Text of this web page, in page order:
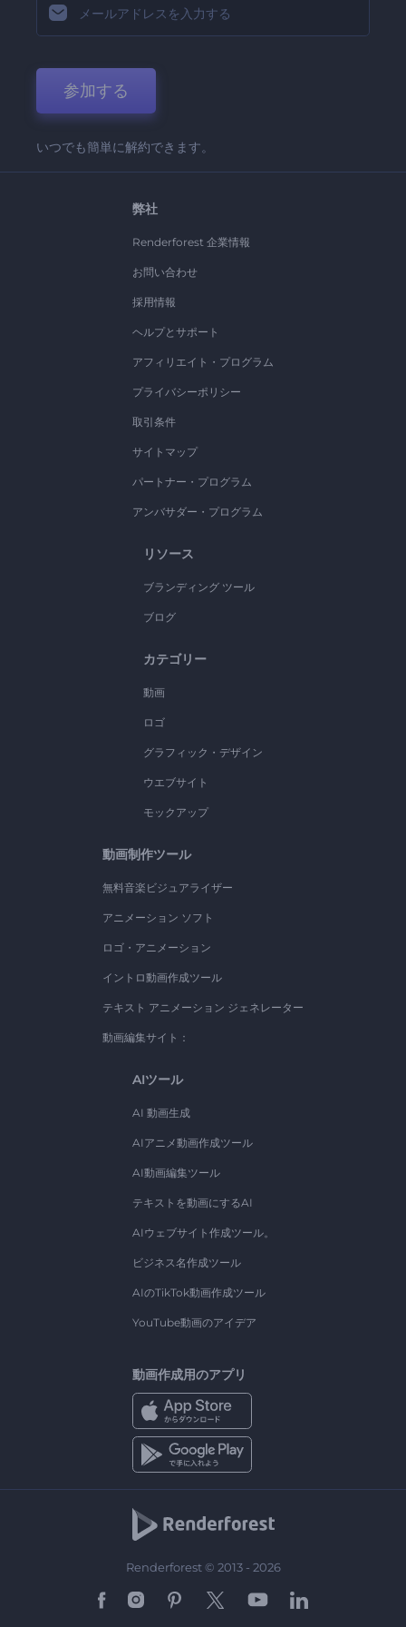
参加する
いつでも簡単に解約できます。
弊社
Renderforest 企業情報
お問い合わせ
採用情報
ヘルプとサポート
アフィリエイト・プログラム
プライバシーポリシー
取引条件
サイトマップ
パートナー・プログラム
アンバサダー・プログラム
リソース
ブランディング ツール
ブログ
カテゴリー
動画
ロゴ
グラフィック・デザイン
ウエブサイト
モックアップ
動画制作ツール
無料音楽ビジュアライザー
アニメーション ソフト
ロゴ・アニメーション
イントロ動画作成ツール
テキスト アニメーション ジェネレーター
動画編集サイト：
AIツール
AI 動画生成
AIアニメ動画作成ツール
AI動画編集ツール
テキストを動画にするAI
AIウェブサイト作成ツール。
ビジネス名作成ツール
AIのTikTok動画作成ツール
YouTube動画のアイデア
動画作成用のアプリ
Renderforest © 2013 - 2026